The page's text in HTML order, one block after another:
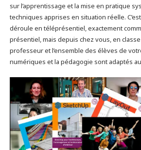
sur l’apprentissage et la mise en pratique
techniques apprises en situation réelle.
déroule en téléprésentiel, exactement
présentiel, mais depuis chez vous, en
professeur et l’ensemble des élèves de
numériques et la pédagogie sont adaptés